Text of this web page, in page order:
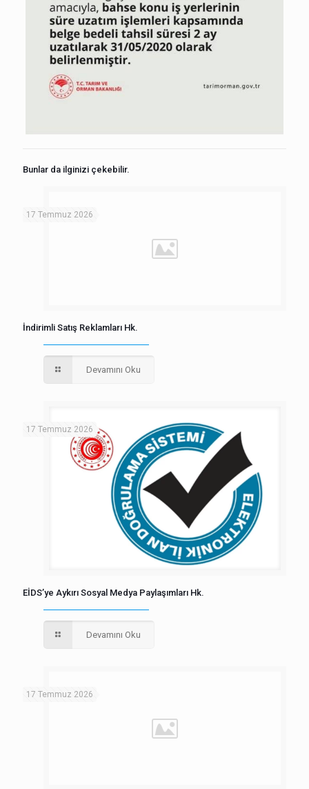
Bunlar da ilginizi çekebilir.
17 Temmuz 2026
İndirimli Satış Reklamları Hk.
Devamını Oku
17 Temmuz 2026
EİDS’ye Aykırı Sosyal Medya Paylaşımları Hk.
Devamını Oku
17 Temmuz 2026